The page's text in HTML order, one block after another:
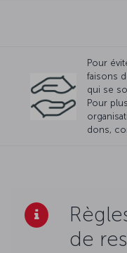
Pour
faisons
qui se
Pour
dons,
de